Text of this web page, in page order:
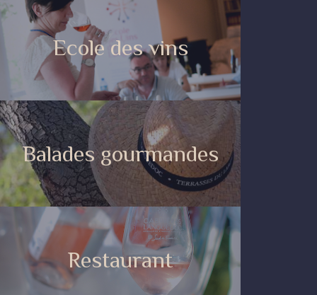
Ecole des vins
Balades gourmandes
Restaurant